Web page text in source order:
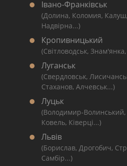
Івано-Франківськ
(Долина, Коломия,
Надвірна...)
Кропивницький
(Світловодськ,
Луганськ
(Свердловськ,
Стаханов, Алчевськ...)
Луцьк
(Володимир-
Ковель, Ківерці...)
Львів
(Борислав, Дрогобич,
Самбір...)